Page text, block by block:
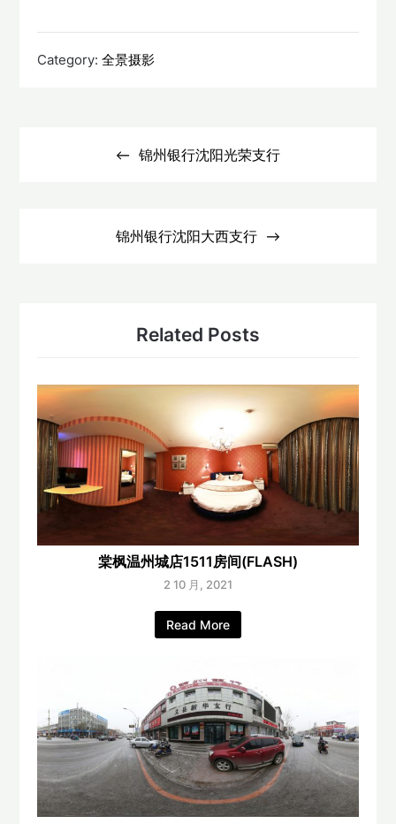
Category:全景摄影
锦州银行沈阳光荣支行
锦州银行沈阳大西支行
Related Posts
棠枫温州城店1511房间(FLASH)
2 10 月, 2021
Read More